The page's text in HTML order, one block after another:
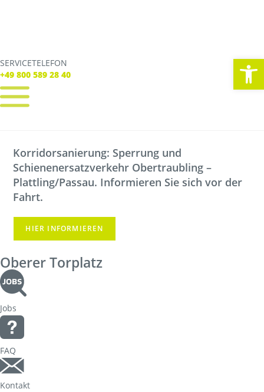
SERVICETELEFON
+49 800 589 28 40
SERVICE TELEFON
+49 800 589 28 40
Verbindungen
Tickets
Freizeit
Service
Unternehmen
Korridorsanierung: Sperrung und
Schienenersatzverkehr Obertraubling –
Plattling/Passau. Informieren Sie sich vor der
Fahrt.
HIER INFORMIEREN
Oberer Torplatz
Jobs
FAQ
Kontakt